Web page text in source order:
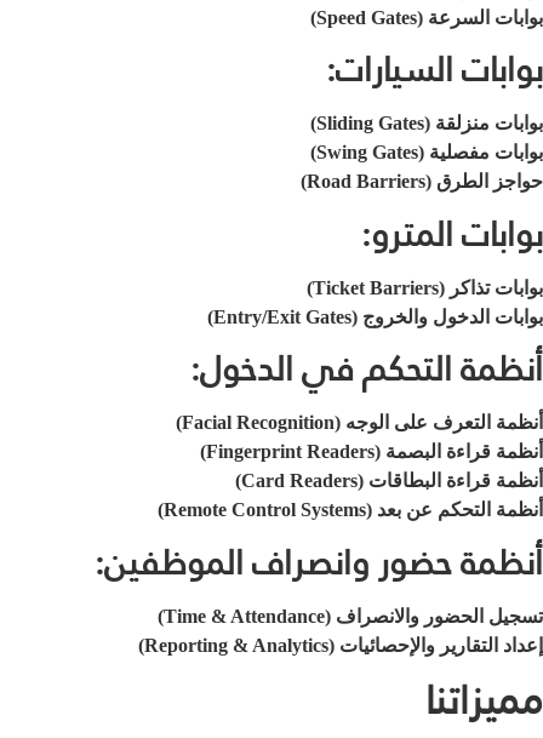
بوابات السرعة (Speed Gates)
بوابات السيارات:
بوابات منزلقة (Sliding Gates)
بوابات مفصلية (Swing Gates)
حواجز الطرق (Road Barriers)
بوابات المترو:
بوابات تذاكر (Ticket Barriers)
بوابات الدخول والخروج (Entry/Exit Gates)
أنظمة التحكم في الدخول:
أنظمة التعرف على الوجه (Facial Recognition)
أنظمة قراءة البصمة (Fingerprint Readers)
أنظمة قراءة البطاقات (Card Readers)
أنظمة التحكم عن بعد (Remote Control Systems)
أنظمة حضور وانصراف الموظفين:
تسجيل الحضور والانصراف (Time & Attendance)
إعداد التقارير والإحصائيات (Reporting & Analytics)
مميزاتنا